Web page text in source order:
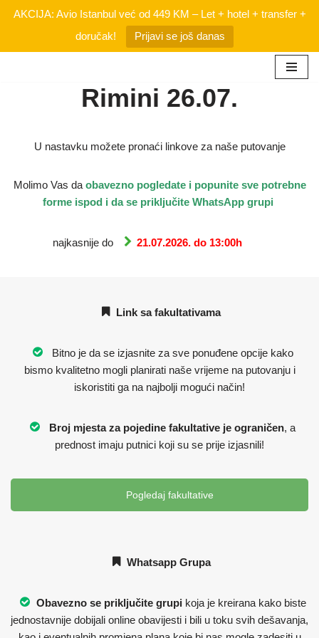
AKCIJA: Avio Istanbul već od 449 KM – Let + hotel + transfer +
doručak!
Prijavi se još danas
Rimini 26.07.
U nastavku možete pronaći linkove za naše putovanje
Molimo Vas da obavezno pogledate i popunite sve potrebne
forme ispod i da se priključite WhatsApp grupi
najkasnije do 21.07.2026. do 13:00h
Link sa fakultativama
Bitno je da se izjasnite za sve ponuđene opcije kako
bismo kvalitetno mogli planirati naše vrijeme na putovanju i
iskoristiti ga na najbolji mogući način!
Broj mjesta za pojedine fakultative je ograničen, a
prednost imaju putnici koji su se prije izjasnili!
Pogledaj fakultative
Whatsapp Grupa
Obavezno se priključite grupikoja je kreirana kako biste
jednostavnije dobijali online obavijesti i bili u toku svih dešavanja,